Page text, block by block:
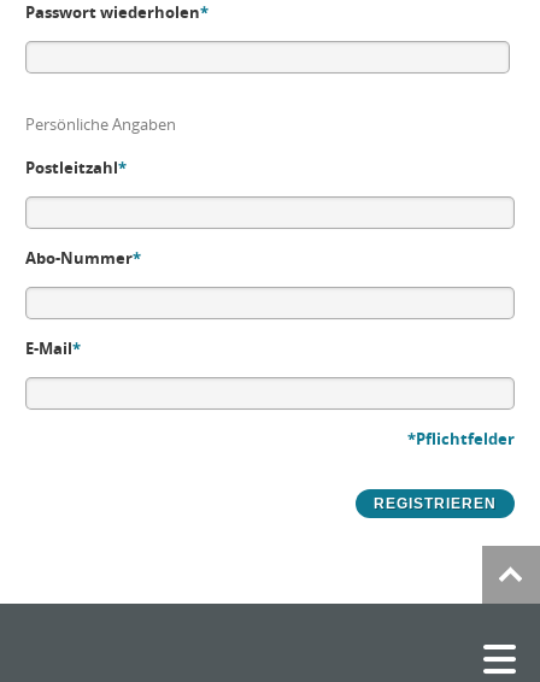
Passwort wiederholen*
Persönliche Angaben
Postleitzahl*
Abo-Nummer*
E-Mail*
*Pflichtfelder